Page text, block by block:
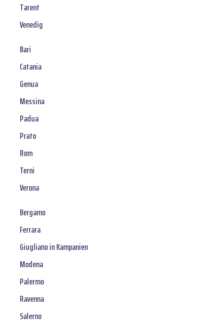
Tarent
Venedig
Bari
Catania
Genua
Messina
Padua
Prato
Rom
Terni
Verona
Bergamo
Ferrara
Giugliano in Kampanien
Modena
Palermo
Ravenna
Salerno